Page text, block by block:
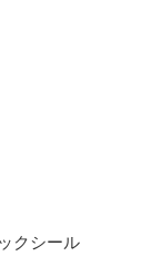
クシール